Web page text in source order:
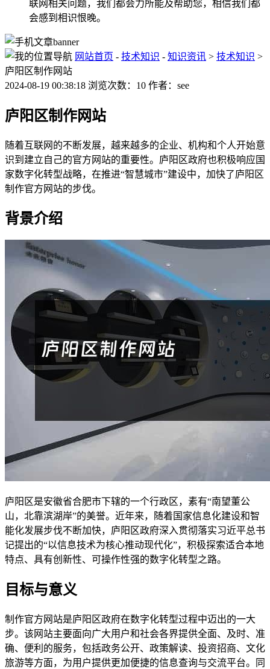
联网相关问题，我们都会力所能及帮助您，相信我们都
会感到相识恨晚。
网站首页 - 技术知识 - 知识资讯 > 技术知识 >
庐阳区制作网站
2024-08-19 00:38:18 浏览次数：10 作者：see
庐阳区制作网站
随着互联网的不断发展，越来越多的企业、机构和个人开始意
识到建立自己的官方网站的重要性。庐阳区政府也积极响应国
家数字化转型战略，在推进“智慧城市”建设中，加快了庐阳区
制作官方网站的步伐。
背景介绍
庐阳区是安徽省合肥市下辖的一个行政区，素有“南望董公
山，北靠滨湖岸”的美誉。近年来，随着国家信息化建设和智
能化发展步伐不断加快，庐阳区政府深入贯彻落实习近平总书
记提出的“以信息技术为核心推动现代化”，积极探索适合本地
特点、具有创新性、可操作性强的数字化转型之路。
目标与意义
制作官方网站是庐阳区政府在数字化转型过程中迈出的一大
步。该网站主要面向广大用户和社会各界提供全面、及时、准
确、便利的服务，包括政务公开、政策解读、投资招商、文化
旅游等方面，为用户提供更加便捷的信息查询与交流平台。同